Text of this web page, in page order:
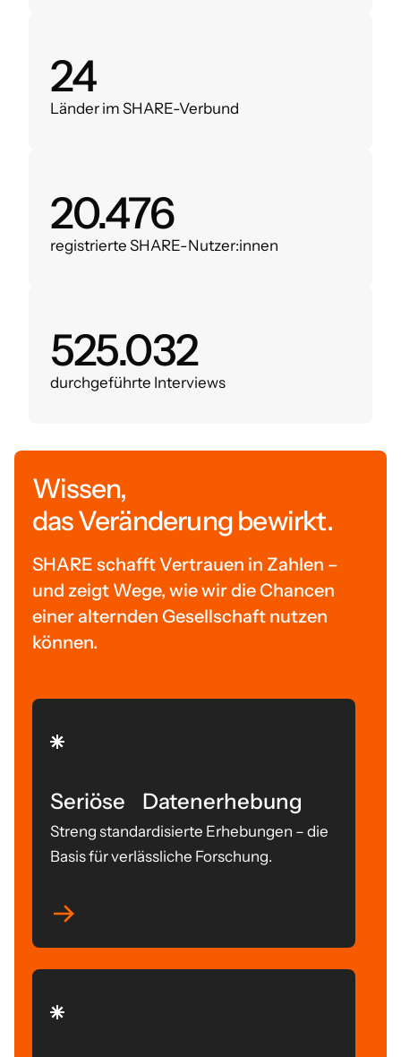
28
Länder im SHARE-Verbund
24.000
registrierte SHARE-Nutzer:innen
620.000
durchgeführte Interviews
Wissen,
das Veränderung bewirkt.
SHARE schafft Vertrauen in Zahlen –
und zeigt Wege, wie wir die Chancen
einer alternden Gesellschaft nutzen
können.
Seriöse Datenerhebung
Streng standardisierte Erhebungen – die
Basis für verlässliche Forschung.